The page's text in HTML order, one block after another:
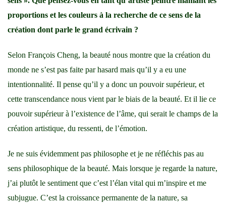
proportions et les couleurs à la recherche de ce sens de la
création dont parle le grand écrivain ?
Selon François Cheng, la beauté nous montre que la création du
monde ne s’est pas faite par hasard mais qu’il y a eu une
intentionnalité. Il pense qu’il y a donc un pouvoir supérieur, et
cette transcendance nous vient par le biais de la beauté. Et il lie ce
pouvoir supérieur à l’existence de l’âme, qui serait le champs de la
création artistique, du ressenti, de l’émotion.
Je ne suis évidemment pas philosophe et je ne réfléchis pas au
sens philosophique de la beauté. Mais lorsque je regarde la nature,
j’ai plutôt le sentiment que c’est l’élan vital qui m’inspire et me
subjugue. C’est la croissance permanente de la nature, sa